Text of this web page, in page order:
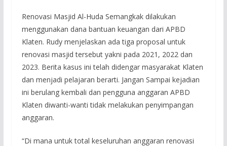
Renovasi Masjid Al-Huda Semangkak dilakukan
menggunakan dana bantuan keuangan dari APBD
Klaten. Rudy menjelaskan ada tiga proposal untuk
renovasi masjid tersebut yakni pada 2021, 2022 dan
2023. Berita kasus ini telah didengar masyarakat Klaten
dan menjadi pelajaran berarti. Jangan Sampai kejadian
ini berulang kembali dan pengguna anggaran APBD
Klaten diwanti-wanti tidak melakukan penyimpangan
anggaran.
“Di mana untuk total keseluruhan anggaran renovasi